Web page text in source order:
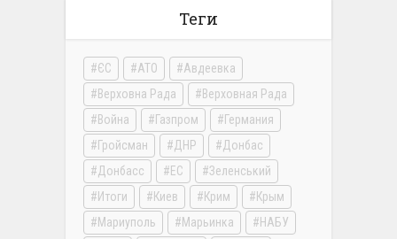
Теги
ЄС АТО
Авдеевка
Верховна Рада
Верховная Рада
Война
Газпром
Германия
Гройсман
ДНР
Донбас
Донбасс
ЕС
Зеленський
Итоги
Киев Крим
Крым
Мариуполь
Марьинка
НАБУ